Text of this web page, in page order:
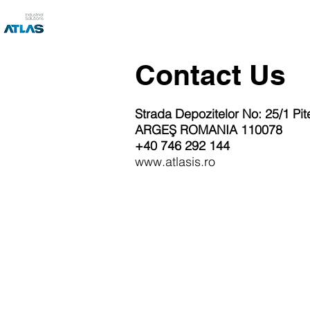
Contact Us
Strada Depozitelor No: 25/1
ARGEŞ ROMANIA 110078
+40 746 292 144
www.atlasis.ro